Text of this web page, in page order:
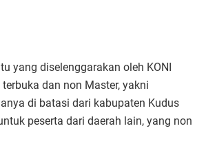
yang diselenggarakan oleh KONI
dan non Master, yakni
di batasi dari kabupaten Kudus
peserta dari daerah lain, yang non